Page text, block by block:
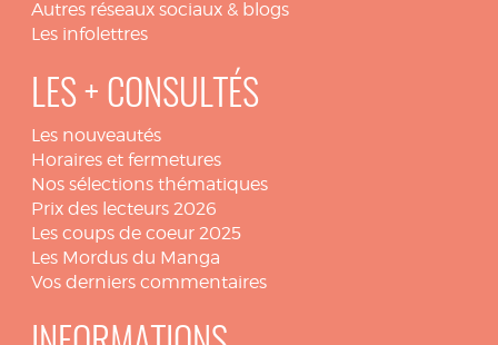
Autres réseaux sociaux & blogs
Les infolettres
LES + CONSULTÉS
Les nouveautés
Horaires et fermetures
Nos sélections thématiques
Prix des lecteurs 2026
Les coups de coeur 2025
Les Mordus du Manga
Vos derniers commentaires